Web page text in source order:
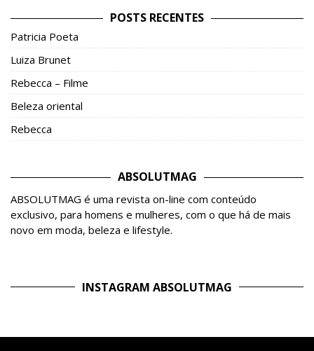
POSTS RECENTES
Patricia Poeta
Luiza Brunet
Rebecca – Filme
Beleza oriental
Rebecca
ABSOLUTMAG
ABSOLUTMAG é uma revista on-line com conteúdo
exclusivo, para homens e mulheres, com o que há de mais
novo em moda, beleza e lifestyle.
INSTAGRAM ABSOLUTMAG